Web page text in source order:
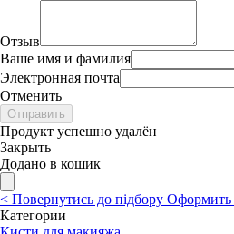
Отзыв
Ваше имя и фамилия
Электронная почта
Отменить
Отправить
Продукт успешно удалён
Закрыть
Додано в кошик
< Повернутись до підбору Оформить
Категории